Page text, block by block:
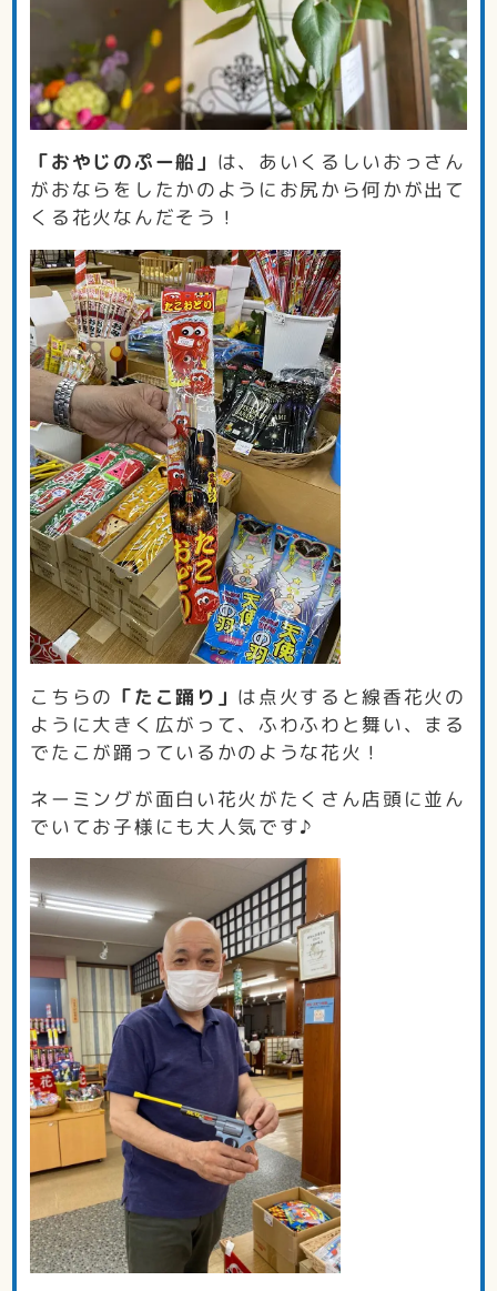
「おやじのぷー船」 は、あいくるしいおっさん
がおならをしたかのようにお尻から何かが出て
くる花火なんだそう！
こちらの 「たこ踊り」 は点火すると線香花火の
ように大きく広がって、ふわふわと舞い、まる
でたこが踊っているかのような花火！
ネーミングが面白い花火がたくさん店頭に並ん
でいてお子様にも大人気です♪